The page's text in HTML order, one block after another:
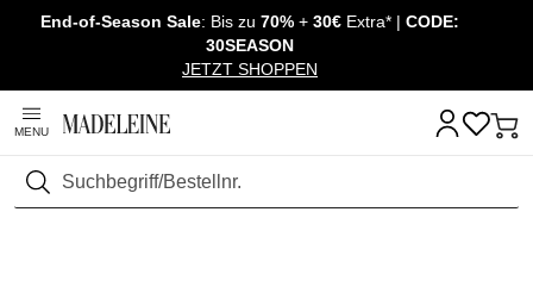
Überspringe Navigation, direkt zum Content
End-of-Season Sale: Bis zu 70% + 30€ Extra* | CODE:
30SEASON
JETZT SHOPPEN
MENU
Suchen